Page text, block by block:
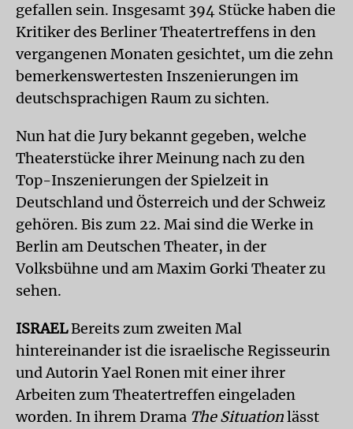
gefallen sein. Insgesamt 394 Stücke haben die
Kritiker des Berliner Theatertreffens in den
vergangenen Monaten gesichtet, um die zehn
bemerkenswertesten Inszenierungen im
deutschsprachigen Raum zu sichten.
Nun hat die Jury bekannt gegeben, welche
Theaterstücke ihrer Meinung nach zu den
Top-Inszenierungen der Spielzeit in
Deutschland und Österreich und der Schweiz
gehören. Bis zum 22. Mai sind die Werke in
Berlin am Deutschen Theater, in der
Volksbühne und am Maxim Gorki Theater zu
sehen.
ISRAELBereits zum zweiten Mal
hintereinander ist die israelische Regisseurin
und Autorin Yael Ronen mit einer ihrer
Arbeiten zum Theatertreffen eingeladen
worden. In ihrem Drama The Situationlässt